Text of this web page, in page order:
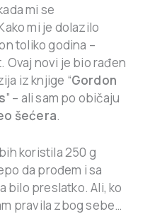
mi se
mi je dolazilo
toliko godina –
Ovaj novi je bio rađen
iz knjige “Gordon
” – ali sam po običaju
šećera.
koristila 250 g
da prođem i sa
bilo preslatko. Ali, ko
pravila zbog sebe…